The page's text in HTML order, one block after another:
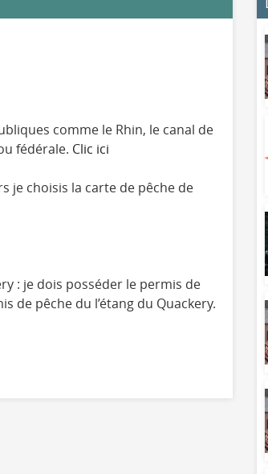
comme le Rhin, le canal de
fédérale. Clic ici
je choisis la carte de pêche de
: je dois posséder le permis de
de pêche du l’étang du Quackery.